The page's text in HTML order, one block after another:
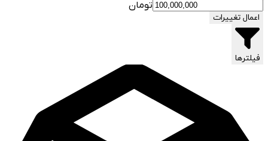
تومان
اعمال تغییرات
فیلترها